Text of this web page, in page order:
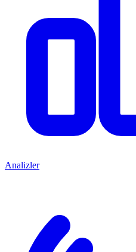
Analizler